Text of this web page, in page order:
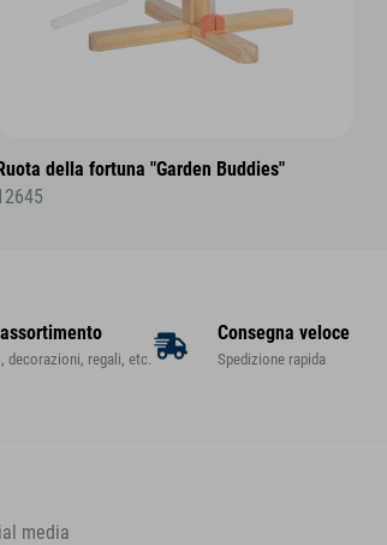
Ruota della fortuna "Garden Buddies"
decorazioni, regali, etc.
Consegna veloce
Spedizione rapida
media